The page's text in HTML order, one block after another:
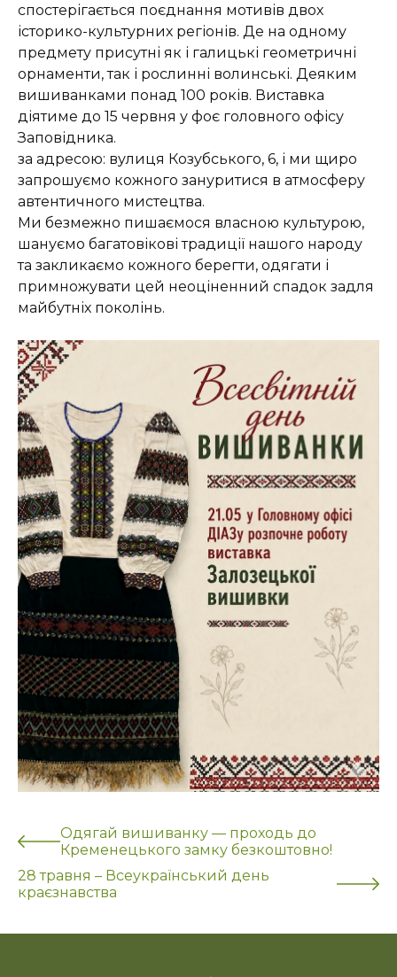
спостерігається поєднання мотивів двох
історико-культурних регіонів. Де на одному
предмету присутні як і галицькі геометричні
орнаменти, так і рослинні волинські. Деяким
вишиванками понад 100 років. Виставка
діятиме до 15 червня у фоє головного офісу
Заповідника.
за адресою: вулиця Козубського, 6, і ми щиро
запрошуємо кожного зануритися в атмосферу
автентичного мистецтва.
Ми безмежно пишаємося власною культурою,
шануємо багатовікові традиції нашого народу
та закликаємо кожного берегти, одягати і
примножувати цей неоціненний спадок задля
майбутніх поколінь.
Одягай вишиванку — проходь до
Кременецького замку безкоштовно!
28 травня – Всеукраїнський день
краєзнавства